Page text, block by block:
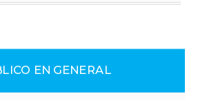
EN GENERAL